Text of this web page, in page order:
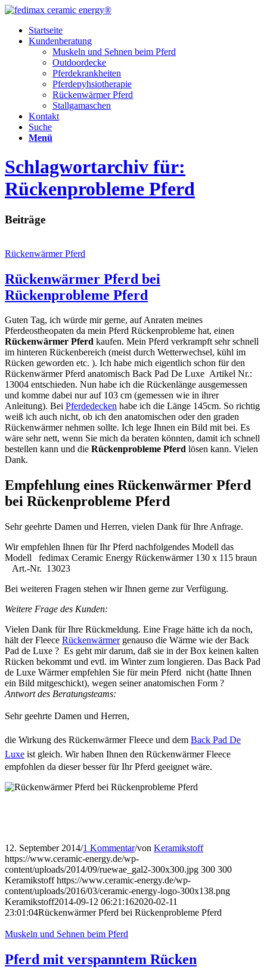
Startseite
Kundenberatung
Muskeln und Sehnen beim Pferd
Outdoordecke
Pferdekrankheiten
Pferdepyhsiotherapie
Rückenwärmer Pferd
Stallgamaschen
Kontakt
Suche
Menü
Schlagwortarchiv für:
Rückenprobleme Pferd
Beiträge
Rückenwärmer Pferd
Rückenwärmer Pferd bei
Rückenprobleme Pferd
Guten Tag, ich würde mir gerne, auf Anraten meines
Pferdeostheopaten da mein Pferd Rückenprobleme hat, einen
Rückenwärmer Pferd kaufen. Mein Pferd verkrampft sehr schnell
im hinteren Rückenbereich (meist durch Wetterwechsel, kühl im
Rücken geworden etc. ). Ich habe mich eigentlich schon für den
Rückenwärmer Pferd anatomisch Back Pad De Luxe Artikel Nr.:
13004 entschieden. Nun habe ich die Rückenlänge ausgemessen
und komme dabei nur auf 103 cm (gemessen wie in ihrer
Anleitung). Bei Pferdedecken habe ich die Länge 145cm. So richtig
weiß ich auch nicht, ob ich den anatomischen oder den graden
Rückenwärmer nehmen sollte. Ich lege Ihnen ein Bild mit bei. Es
wäre sehr nett, wenn Sie mich da beraten könnten, damit ich schnell
bestellen kann und die Rückenprobleme Pferd lösen kann. Vielen
Dank.
Empfehlung eines Rückenwärmer Pferd
bei Rückenprobleme Pferd
Sehr geehrte Damen und Herren, vielen Dank für Ihre Anfrage.
Wir empfehlen Ihnen für Ihr Pferd nachfolgendes Modell das
Modell fedimax Ceramic Energy Rückenwärmer 130 x 115 braun
Art.-Nr. 13023
Bei weiteren Fragen stehen wir Ihnen gerne zur Verfügung.
Weitere Frage des Kunden:
Vielen Dank für Ihre Rückmeldung. Eine Frage hätte ich da noch,
hält der Fleece Rückenwärmergenauso die Wärme wie der Back
Pad de Luxe ? Es geht mir darum, daß sie in der Box keinen kalten
Rücken bekommt und evtl. im Winter zum longieren. Das Back Pad
de Luxe Wärmer empfehlen Sie für mein Pferd nicht (hatte Ihnen
ein Bild mitgeschickt), wegen seiner anatomischen Form ?
Antwort des Beratungsteams:
Sehr geehrte Damen und Herren,
die Wirkung des Rückenwärmer Fleece und dem Back Pad De
Luxe ist gleich. Wir haben Ihnen den Rückenwärmer Fleece
empfohlen da dieser besser für Ihr Pferd geeignet wäre.
12. September 2014/1 Kommentar/von Keramikstoff
https://www.ceramic-energy.de/wp-
content/uploads/2014/09/ruewae_gal2-300x300.jpg 300 300
Keramikstoff https://www.ceramic-energy.de/wp-
content/uploads/2016/03/ceramic-energy-logo-300x138.png
Keramikstoff2014-09-12 06:21:162020-02-11
23:01:04Rückenwärmer Pferd bei Rückenprobleme Pferd
Muskeln und Sehnen beim Pferd
Pferd mit verspanntem Rücken